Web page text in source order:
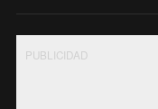
PUBLICIDAD